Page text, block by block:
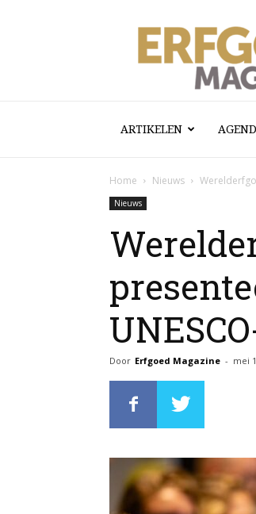
Erfgoed
Magazine
ARTIKELEN
Home Nieuws
Nieuws
Door Erfgoed Magazine - mei